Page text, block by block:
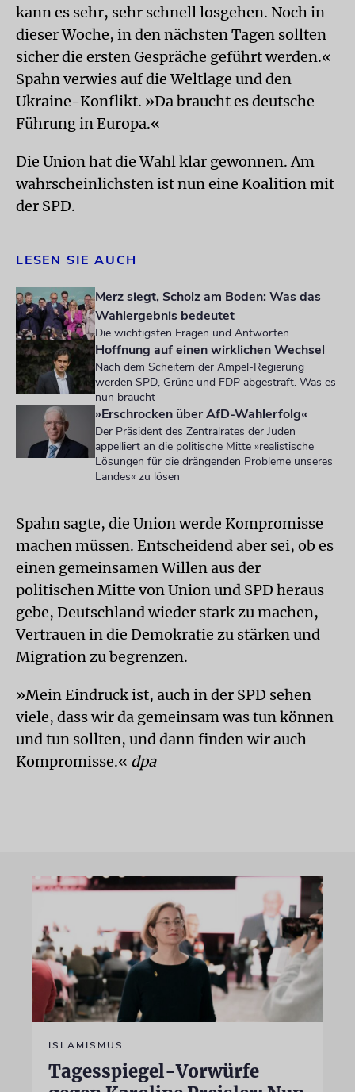
kann es sehr, sehr schnell losgehen. Noch in
dieser Woche, in den nächsten Tagen sollten
sicher die ersten Gespräche geführt werden.«
Spahn verwies auf die Weltlage und den
Ukraine-Konflikt. »Da braucht es deutsche
Führung in Europa.«
Die Union hat die Wahl klar gewonnen. Am
wahrscheinlichsten ist nun eine Koalition mit
der SPD.
LESEN SIE AUCH
Merz siegt, Scholz am Boden: Was das
Wahlergebnis bedeutet
Die wichtigsten Fragen und Antworten
Hoffnung auf einen wirklichen Wechsel
Nach dem Scheitern der Ampel-Regierung
werden SPD, Grüne und FDP abgestraft. Was es
nun braucht
»Erschrocken über AfD-Wahlerfolg«
Der Präsident des Zentralrates der Juden
appelliert an die politische Mitte »realistische
Lösungen für die drängenden Probleme unseres
Landes« zu lösen
Spahn sagte, die Union werde Kompromisse
machen müssen. Entscheidend aber sei, ob es
einen gemeinsamen Willen aus der
politischen Mitte von Union und SPD heraus
gebe, Deutschland wieder stark zu machen,
Vertrauen in die Demokratie zu stärken und
Migration zu begrenzen.
»Mein Eindruck ist, auch in der SPD sehen
viele, dass wir da gemeinsam was tun können
und tun sollten, und dann finden wir auch
Kompromisse.« dpa
ISLAMISMUS
Tagesspiegel-Vorwürfe